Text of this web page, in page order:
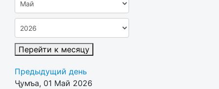
Перейти к месяцу
Предыдущий день
Ҷумъа, 01 Май 2026